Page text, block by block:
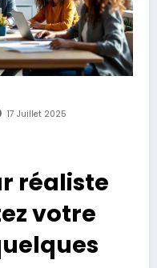
17 Juillet 2025
réaliste
votre